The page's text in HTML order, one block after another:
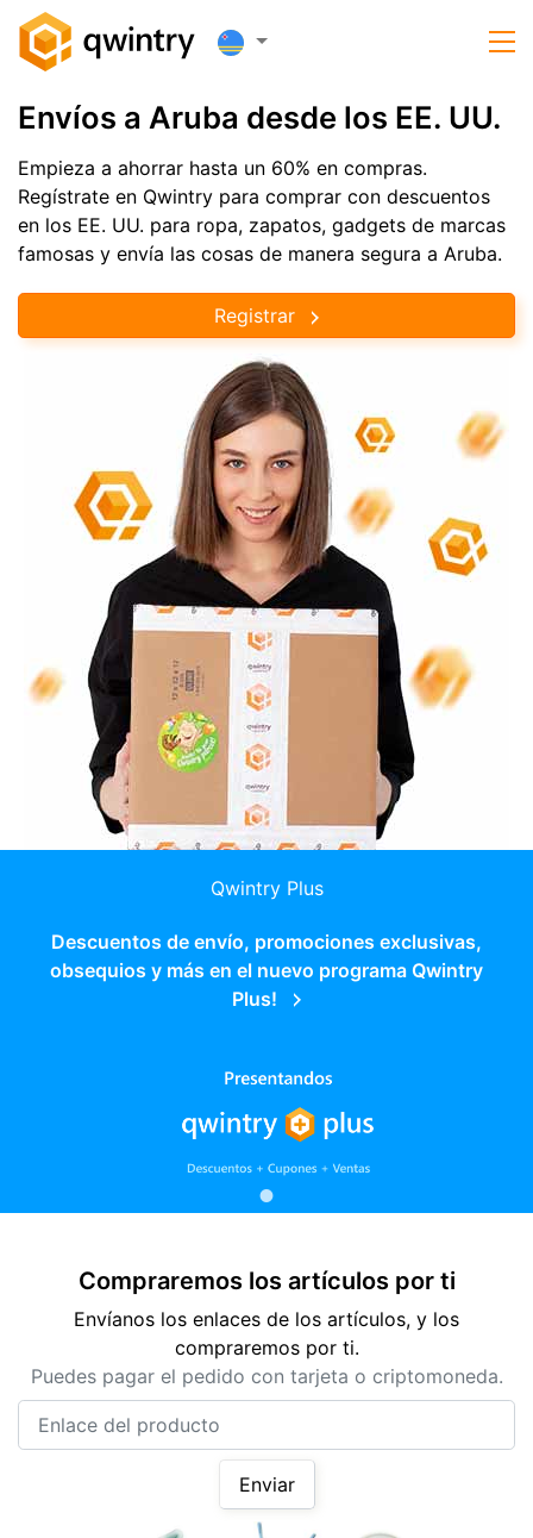
Envíos a Aruba desde los EE. UU.
Empieza a ahorrar hasta un 60% en compras.
Regístrate en Qwintry para comprar con descuentos
en los EE. UU. para ropa, zapatos, gadgets de marcas
famosas y envía las cosas de manera segura a Aruba.
Registrar
Qwintry Plus
Descuentos de envío, promociones exclusivas,
obsequios y más en el nuevo programa Qwintry
Plus!
Compraremos los artículos por ti
Envíanos los enlaces de los artículos, y los
compraremos por ti.
Puedes pagar el pedido con tarjeta o criptomoneda.
Enviar